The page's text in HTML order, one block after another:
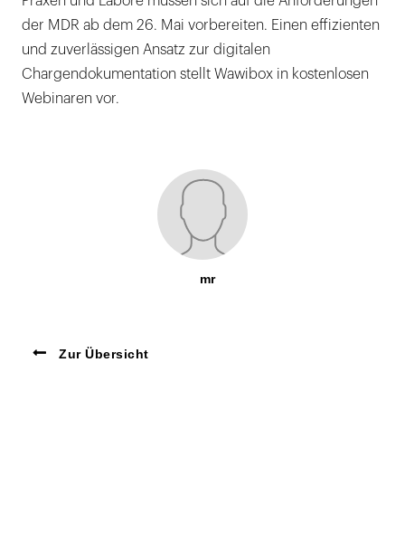
der MDR ab dem 26. Mai vorbereiten. Einen effizienten
und zuverlässigen Ansatz zur digitalen
Chargendokumentation stellt Wawibox in kostenlosen
Webinaren vor.
mr
Zur Übersicht